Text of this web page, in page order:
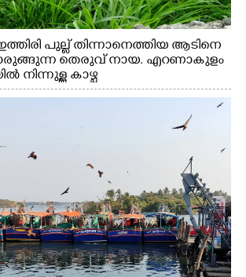
പുല്ല് തിന്നാനെത്തിയ ആടിനെ
തെരുവ് നായ. എറണാകുളം
നിന്നുള്ള കാഴ്ച